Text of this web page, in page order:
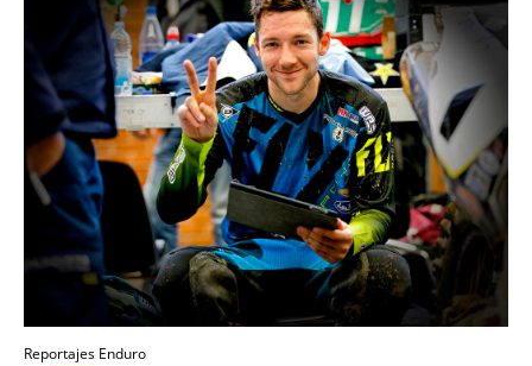
Reportajes Enduro